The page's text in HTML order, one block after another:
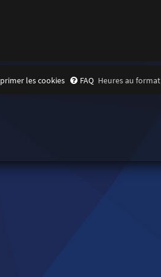
Heures au format
FAQ
les cookies